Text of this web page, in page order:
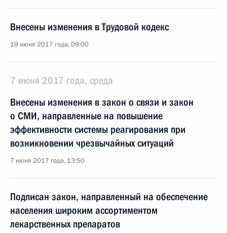
Внесены изменения в Трудовой кодекс
19 июня 2017 года, 09:00
7 июня 2017 года, среда
Внесены изменения в закон о связи и закон
о СМИ, направленные на повышение
эффективности системы реагирования при
возникновении чрезвычайных ситуаций
7 июня 2017 года, 13:50
Подписан закон, направленный на обеспечение
населения широким ассортиментом
лекарственных препаратов